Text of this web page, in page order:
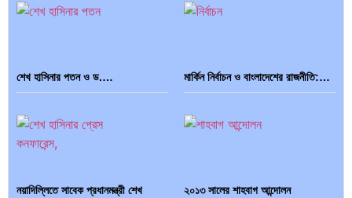
…
শেখ হাসিনার পতন ও ড.… মার্কিন নির্বাচন ও বাংলাদেশের রাজনীতি:…
নয়াদিল্লিতে সাবেক প্রধানমন্ত্রী শেখ
২০১৩ সালের শাহবাগ আন্দোলন